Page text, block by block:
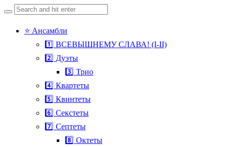
Search
for:
Skip
⭐ Ансамбли
1️⃣ ВСЕВЫШНЕМУ СЛАВА! (I-II)
2️⃣ Дуэты
3️⃣ Трио
4️⃣ Квартеты
5️⃣ Квинтеты
6️⃣ Секстеты
7️⃣ Септеты
8️⃣ Октеты